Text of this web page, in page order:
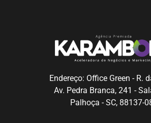
Endereço: Office Green - R.
Av. Pedra Branca, 241 -
Palhoça - SC, 88137-